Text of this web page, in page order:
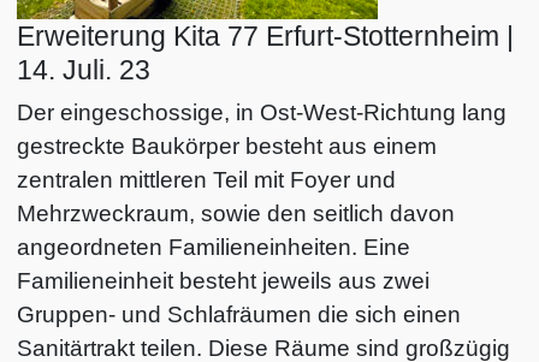
Erweiterung Kita 77 Erfurt-Stotternheim |
14. Juli. 23
Der eingeschossige, in Ost-West-Richtung lang
gestreckte Baukörper besteht aus einem
zentralen mittleren Teil mit Foyer und
Mehrzweckraum, sowie den seitlich davon
angeordneten Familieneinheiten. Eine
Familieneinheit besteht jeweils aus zwei
Gruppen- und Schlafräumen die sich einen
Sanitärtrakt teilen. Diese Räume sind großzügig